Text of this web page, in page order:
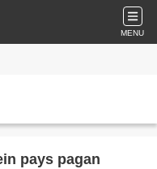
MENU
pays pagan